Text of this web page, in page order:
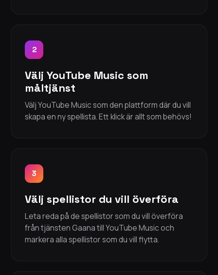
2
Välj YouTube Music som
måltjänst
Välj YouTube Music som den plattform där du vill
skapa en ny spellista. Ett klick är allt som behövs!
3
Välj spellistor du vill överföra
Leta reda på de spellistor som du vill överföra
från tjänsten Gaana till YouTube Music och
markera alla spellistor som du vill flytta.